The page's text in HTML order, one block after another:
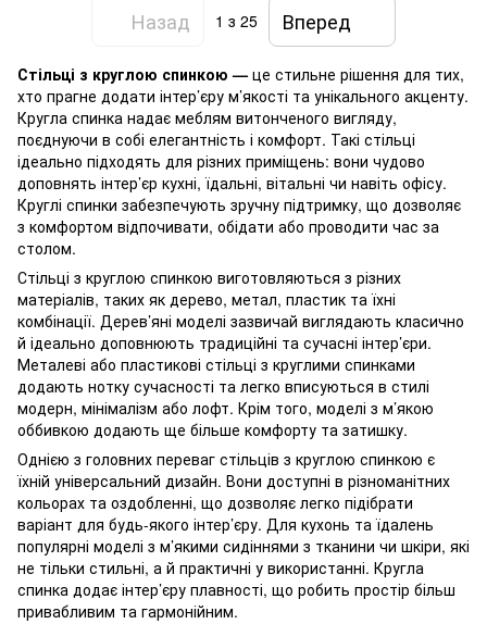
Назад 1 з 25 Вперед
Стільці з круглою спинкою — це стильне рішення для тих,
хто прагне додати інтер’єру м’якості та унікального акценту.
Кругла спинка надає меблям витонченого вигляду,
поєднуючи в собі елегантність і комфорт. Такі стільці
ідеально підходять для різних приміщень: вони чудово
доповнять інтер’єр кухні, їдальні, вітальні чи навіть офісу.
Круглі спинки забезпечують зручну підтримку, що дозволяє
з комфортом відпочивати, обідати або проводити час за
столом.
Стільці з круглою спинкою виготовляються з різних
матеріалів, таких як дерево, метал, пластик та їхні
комбінації. Дерев’яні моделі зазвичай виглядають класично
й ідеально доповнюють традиційні та сучасні інтер’єри.
Металеві або пластикові стільці з круглими спинками
додають нотку сучасності та легко вписуються в стилі
модерн, мінімалізм або лофт. Крім того, моделі з м’якою
оббивкою додають ще більше комфорту та затишку.
Однією з головних переваг стільців з круглою спинкою є
їхній універсальний дизайн. Вони доступні в різноманітних
кольорах та оздобленні, що дозволяє легко підібрати
варіант для будь-якого інтер’єру. Для кухонь та їдалень
популярні моделі з м’якими сидіннями з тканини чи шкіри, які
не тільки стильні, а й практичні у використанні. Кругла
спинка додає інтер’єру плавності, що робить простір більш
привабливим та гармонійним.